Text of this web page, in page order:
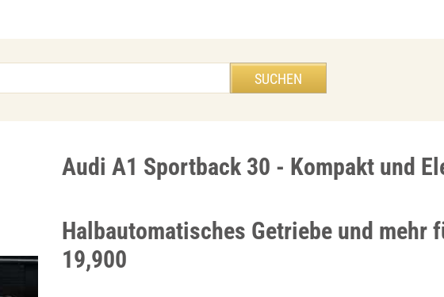
Audi A1 Sportback 30 - Kompakt und
Halbautomatisches Getriebe und mehr
19,900